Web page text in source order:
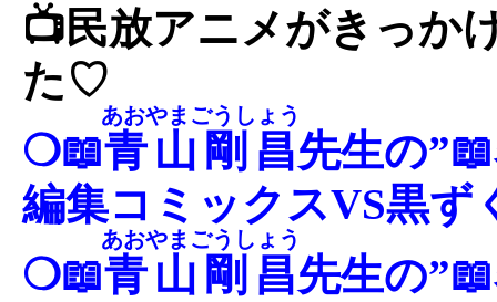
📺民放アニメがきっか
た♡
❍📖青山剛昌
あおやまごうしょう
先生の
編集コミックスVS黒ず
❍📖青山剛昌
あおやまごうしょう
先生の